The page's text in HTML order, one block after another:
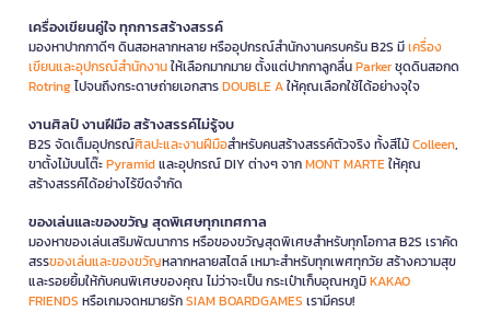
เครื่องเขียนคู่ใจ ทุกการสร้างสรรค์
มองหาปากกาดีๆ ดินสอหลากหลาย หรืออุปกรณ์สำนักงานครบครัน B2S มีเครื่อง
เขียนและอุปกรณ์สำนักงานให้เลือกมากมาย ตั้งแต่ปากกาลูกลื่นParkerชุดดินสอกด
Rotringไปจนถึงกระดาษถ่ายเอกสารDOUBLE Aให้คุณเลือกใช้ได้อย่างจุใจ
งานศิลป์ งานฝีมือ สร้างสรรค์ไม่รู้จบ
B2S จัดเต็มอุปกรณ์ศิลปะและงานฝีมือสำหรับคนสร้างสรรค์ตัวจริง ทั้งสีไม้Colleen,
ขาตั้งไม้บนโต๊ะPyramidและอุปกรณ์ DIY ต่างๆ จากMONT MARTEให้คุณ
สร้างสรรค์ได้อย่างไร้ขีดจำกัด
ของเล่นและของขวัญ สุดพิเศษทุกเทศกาล
มองหาของเล่นเสริมพัฒนาการ หรือของขวัญสุดพิเศษสำหรับทุกโอกาส B2S เราคัด
สรรของเล่นและของขวัญหลากหลายสไตล์ เหมาะสำหรับทุกเพศทุกวัย สร้างความสุข
และรอยยิ้มให้กับคนพิเศษของคุณ ไม่ว่าจะเป็น กระเป๋าเก็บอุณหภูมิKAKAO
FRIENDS หรือเกมจดหมายรักSIAM BOARDGAMES เรามีครบ!